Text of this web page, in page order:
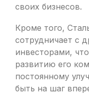
своих бизнесов.
Кроме того,
сотрудничает с
инвесторами,
развитию его
постоянному
быть на шаг